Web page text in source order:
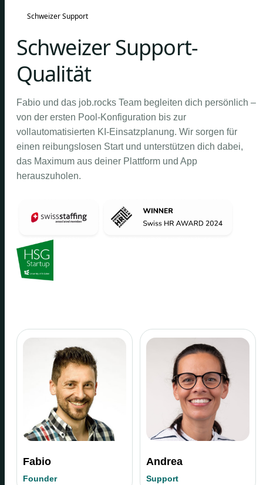
Schweizer Support
Schweizer Support-
Qualität
Fabio und das job.rocks Team begleiten dich persönlich –
von der ersten Pool-Konfiguration bis zur
vollautomatisierten KI-Einsatzplanung. Wir sorgen für
einen reibungslosen Start und unterstützen dich dabei,
das Maximum aus deiner Plattform und App
herauszuholen.
Fabio
Founder
Andrea
Support